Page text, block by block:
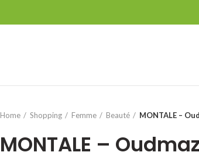
Home Shopping Femme Beauté MONTALE –
MONTALE –